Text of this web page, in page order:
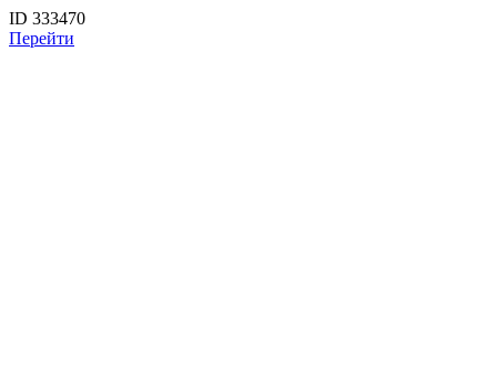
ID 333470
Перейти